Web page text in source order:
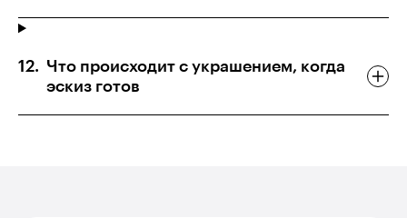
Что происходит с украшением, когда
эскиз готов